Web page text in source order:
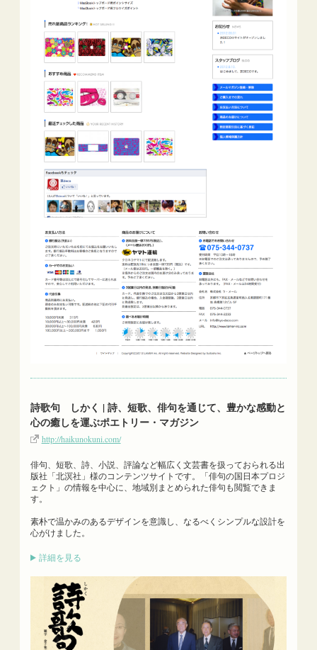
詩歌句 しかく | 詩、短歌、俳句を通じて、豊かな感動と
心の癒しを運ぶポエトリー・マガジン
http://haikunokuni.com/
俳句、短歌、詩、小説、評論など幅広く文芸書を扱っておられる出
版社「北溟社」様のコンテンツサイトです。「俳句の国日本プロジ
ェクト」の情報を中心に、地域別まとめられた俳句も閲覧できま
す。
素朴で温かみのあるデザインを意識し、なるべくシンプルな設計を
心がけました。
詳細を見る